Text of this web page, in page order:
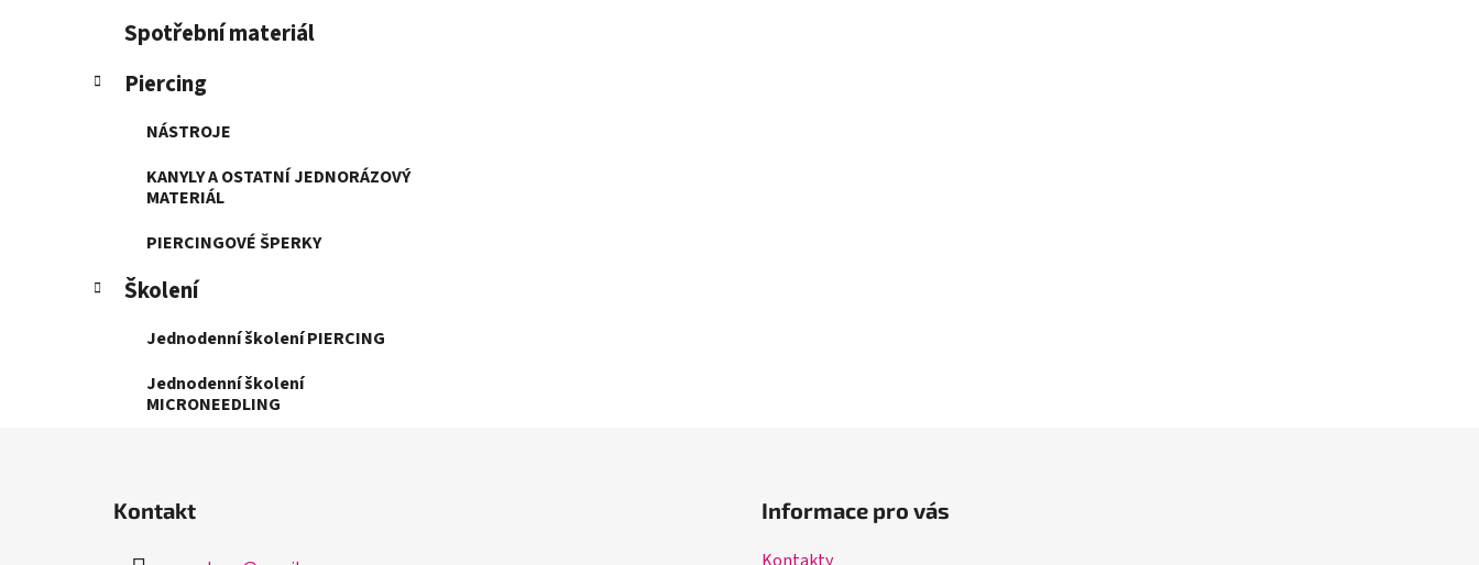
Spotřební materiál
Piercing
NÁSTROJE
KANYLY A OSTATNÍ JEDNORÁZOVÝ
MATERIÁL
PIERCINGOVÉ ŠPERKY
Školení
Jednodenní školení PIERCING
Jednodenní školení
MICRONEEDLING
Kontakt Informace pro vás